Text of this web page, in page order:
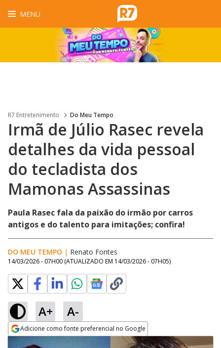
MENU
R7 Entretenimento Do Meu Tempo
Irmã de Júlio Rasec revela
detalhes da vida pessoal
do tecladista dos
Mamonas Assassinas
Paula Rasec fala da paixão do irmão por carros
antigos e do talento para imitações; confira!
DO MEU TEMPO | Renato Fontes
14/03/2026 - 07H00 (ATUALIZADO EM 14/03/2026 - 07H05)
A+ A-
Adicione como fonte preferencial no Google
Opens in new window